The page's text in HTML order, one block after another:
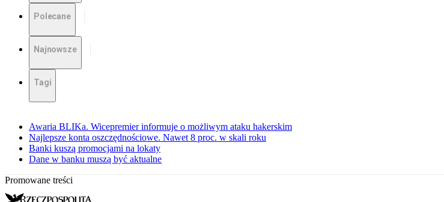
Polecane
Najnowsze
Tagi
Awaria BLIKa. Wicepremier informuje o możliwym ataku hakerskim
Najlepsze konta oszczędnościowe. Nawet 8 proc. w skali roku
Banki kuszą promocjami na lokaty
Dane w banku muszą być aktualne
Promowane treści